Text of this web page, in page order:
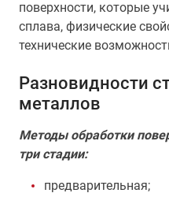
поверхности, которые
сплава, физические
технические
Разновидности
металлов
Методы обработки
три стадии:
предварительная;